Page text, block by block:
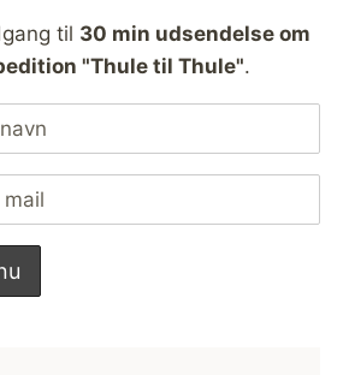
til 30 min udsendelse om
"Thule til Thule".